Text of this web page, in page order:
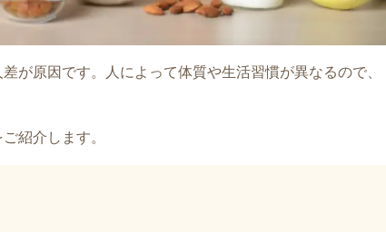
が原因です。人によって体質や生活習慣が異なるので、
紹介します。